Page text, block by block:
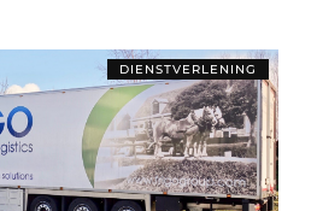
DIENSTVERLENING